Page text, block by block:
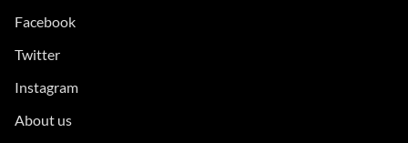
Facebook
Twitter
Instagram
About us